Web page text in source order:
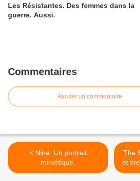
Les Résistantes. Des femmes dans la
guerre. Aussi.
Commentaires
Ajouter un commentaire
< Nina. Un portrait
mimétique.
The
et